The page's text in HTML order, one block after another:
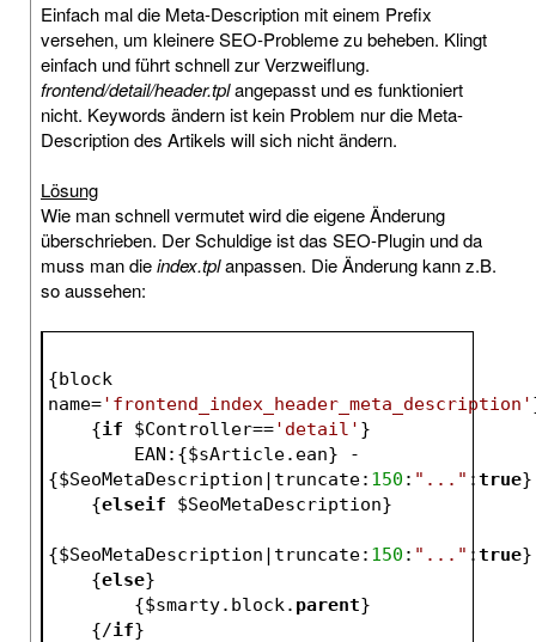
Einfach mal die Meta-Description mit einem Prefix
versehen, um kleinere SEO-Probleme zu beheben. Klingt
einfach und führt schnell zur Verzweiflung.
frontend/detail/header.tplangepasst und es funktioniert
nicht. Keywords ändern ist kein Problem nur die Meta-
Description des Artikels will sich nicht ändern.
Lösung
Wie man schnell vermutet wird die eigene Änderung
überschrieben. Der Schuldige ist das SEO-Plugin und da
muss man dieindex.tplanpassen. Die Änderung kann z.B.
so aussehen:
{block
name='frontend_index_header_meta_description'
    {
if $Controller=='detail' }
        EAN:{
$sArticle.ean} -
{$SeoMetaDescription |truncate: 150 : "..." :true}
    {
elseif $SeoMetaDescription}
{$SeoMetaDescription |truncate: 150 : "..." :true}
    {
else}
        {
$smarty.block. parent}
    {/
if}